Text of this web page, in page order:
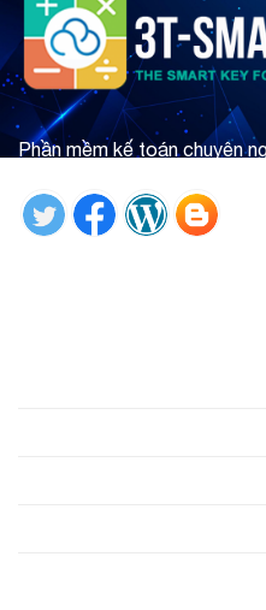
Phần mềm kế toán chuyên